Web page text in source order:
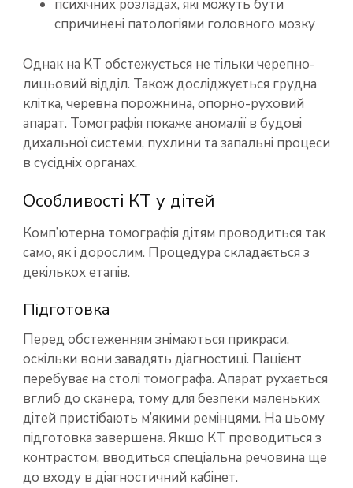
психічних розладах, які можуть бути
спричинені патологіями головного мозку
Однак на КТ обстежується не тільки черепно-
лицьовий відділ. Також досліджується грудна
клітка, черевна порожнина, опорно-руховий
апарат. Томографія покаже аномалії в будові
дихальної системи, пухлини та запальні процеси
в сусідніх органах.
Особливості КТ у дітей
Комп’ютерна томографія дітям проводиться так
само, як і дорослим. Процедура складається з
декількох етапів.
Підготовка
Перед обстеженням знімаються прикраси,
оскільки вони завадять діагностиці. Пацієнт
перебуває на столі томографа. Апарат рухається
вглиб до сканера, тому для безпеки маленьких
дітей пристібають м’якими ремінцями. На цьому
підготовка завершена. Якщо КТ проводиться з
контрастом, вводиться спеціальна речовина ще
до входу в діагностичний кабінет.